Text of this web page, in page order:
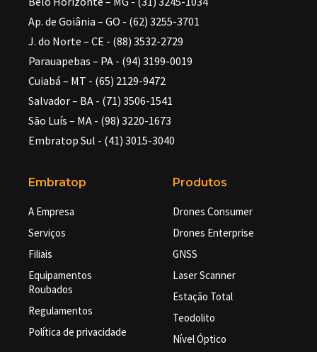
Ap. de Goiânia – GO - (62) 3255-3701
J. do Norte – CE - (88) 3532-2729
Parauapebas – PA - (94) 3199-0019
Cuiabá – MT - (65) 2129-9472
Salvador – BA - (71) 3506-1541
São Luís – MA - (98) 3220-1673
Embratop Sul - (41) 3015-3040
Embratop
A Empresa
Serviços
Filiais
Equipamentos
Roubados
Regulamentos
Política de privacidade
Produtos
Drones Consumer
Drones Enterprise
GNSS
Laser Scanner
Estação Total
Teodolito
Nível Óptico